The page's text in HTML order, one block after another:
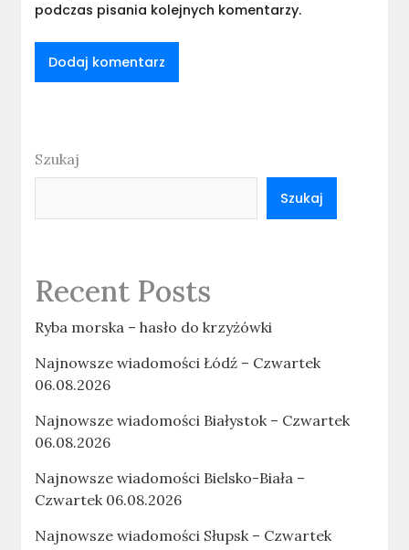
podczas pisania kolejnych komentarzy.
Szukaj
Szukaj
Recent Posts
Ryba morska – hasło do krzyżówki
Najnowsze wiadomości Łódź – Czwartek
06.08.2026
Najnowsze wiadomości Białystok – Czwartek
06.08.2026
Najnowsze wiadomości Bielsko-Biała –
Czwartek 06.08.2026
Najnowsze wiadomości Słupsk – Czwartek